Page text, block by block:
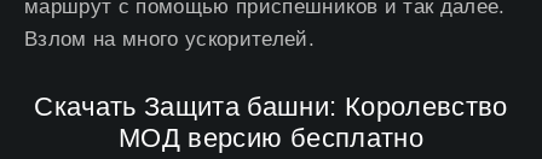
маршрут с помощью приспешников и так далее.
Взлом на много ускорителей.
Скачать Защита башни: Королевство
МОД версию бесплатно